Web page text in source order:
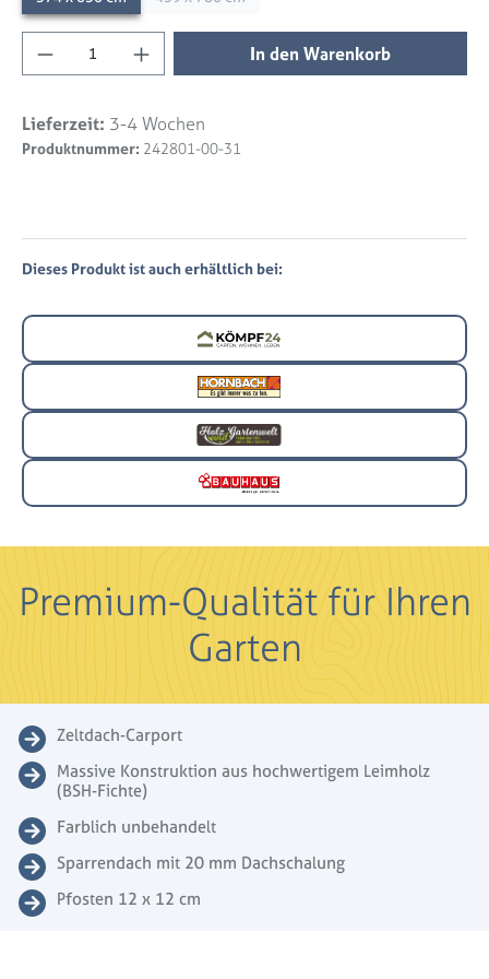
Produkt Anzahl: Gib den gewünschten
In den Warenkorb
Lieferzeit: 3-4 Wochen
Produktnummer: 242801-00-31
Dieses Produkt ist auch erhältlich bei:
Premium-Qualität für Ihren
Garten
Zeltdach-Carport
Massive Konstruktion aus hochwertigem Leimholz
(BSH-Fichte)
Farblich unbehandelt
Sparrendach mit 20 mm Dachschalung
Pfosten 12 x 12 cm